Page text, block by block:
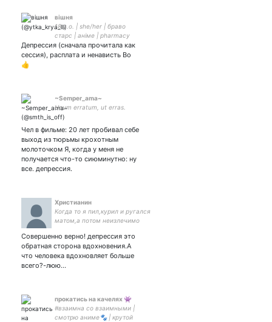
вiшня
18 y.o. | she/her | браво
старс | анiме | pharmacy
student | ШАРЫ |
липофрения была частью
Депрессия (сначала прочитала как
сессия), расплата и ненависть Во
👍
~Semper_ama~
Unum erratum, ut erras.
Чел в фильме: 20 лет пробивал себе
выход из тюрьмы крохотным
молоточком Я, когда у меня не
получается что-то сиюминутно: ну
все. депрессия.
Христианин
Когда то я пил,курил и ругался
матом,а потом неизлечимо
веришь в
Бога,молись,иначе..."помолился,ну
вот так я и стал Христианином.
Совершенно верно! депрессия это
обратная сторона вдохновения.А
что человека вдохновляет больше
всего?-люю…
прокатись на качелях 👾
#взаимна со взаимными |
смотрю аниме🐾 | крутой